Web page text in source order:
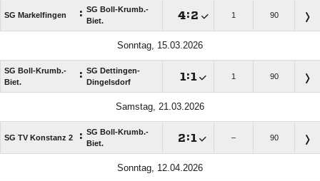
SG Markelfingen : SG Boll-Krumb.-
Biet.
: 1 90
Sonntag, 15.03.2026
SG Boll-Krumb.-
Biet.
: SG Dettingen-
Dingelsdorf
: 1 90
Samstag, 21.03.2026
SG TV Konstanz 2 : SG Boll-Krumb.-
Biet.
: – 90
Sonntag, 12.04.2026